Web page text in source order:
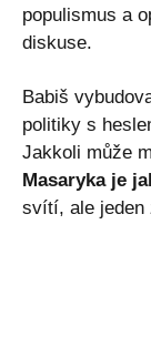
populismus a
diskuse.
Babiš
politiky s
Jakkoli může
Masaryka je
svítí, ale jeden